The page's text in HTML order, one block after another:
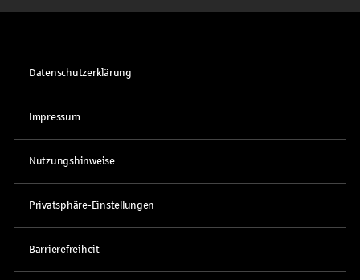
Datenschutzerklärung
Impressum
Nutzungshinweise
Privatsphäre-Einstellungen
Barrierefreiheit